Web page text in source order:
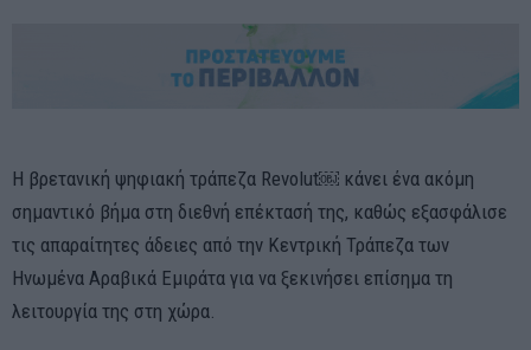
Η βρετανική ψηφιακή τράπεζα Revolut⁠￼ κάνει ένα ακόμη
σημαντικό βήμα στη διεθνή επέκτασή της, καθώς εξασφάλισε
τις απαραίτητες άδειες από την Κεντρική Τράπεζα των
Ηνωμένα Αραβικά Εμιράτα για να ξεκινήσει επίσημα τη
λειτουργία της στη χώρα.